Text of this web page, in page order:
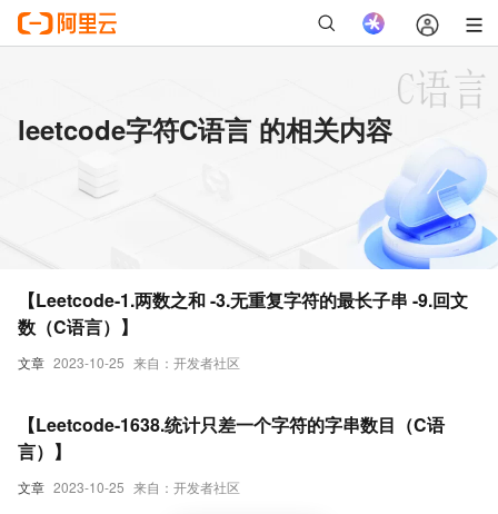
leetcode字符C语言 的相关内容
文章 2023-10-25 来自：开发者社区
【Leetcode-1.两数之和 -3.无重复字符的最长子串 -9.回文
数（C语言）】
文章 2023-10-25 来自：开发者社区
【Leetcode-1638.统计只差一个字符的字串数目（C语
言）】